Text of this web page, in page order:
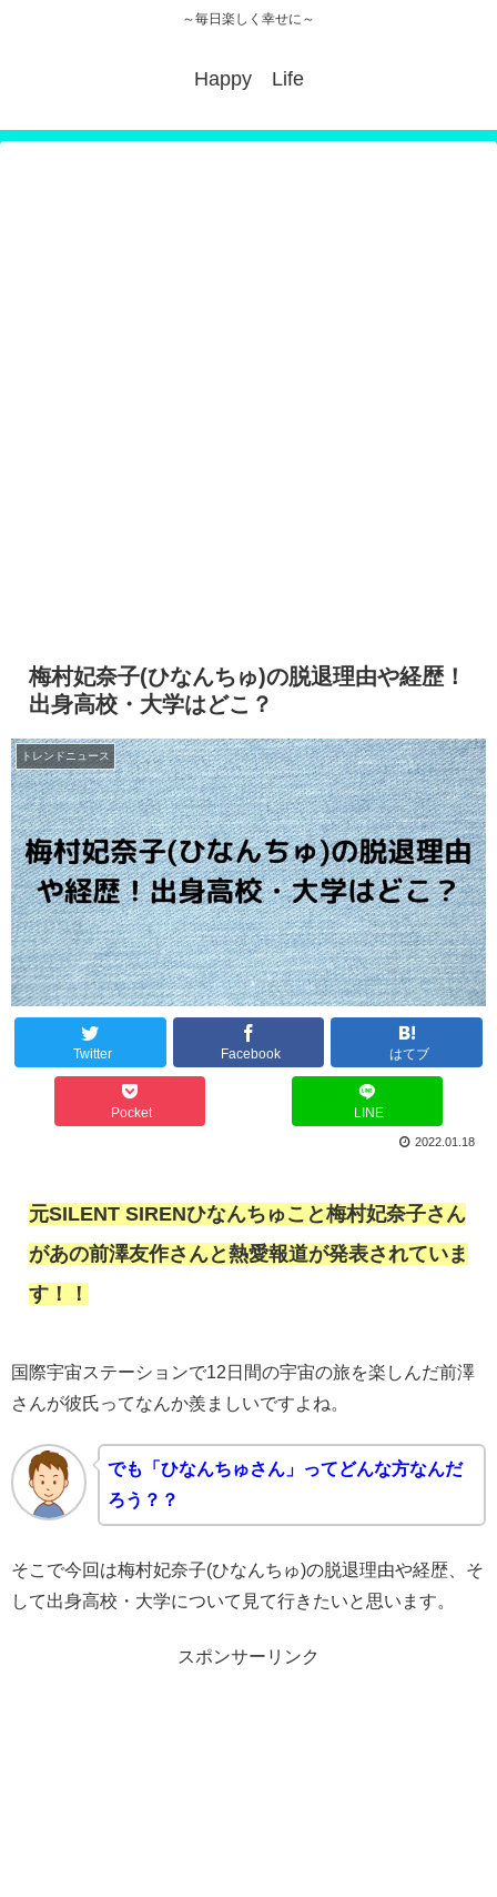
～毎日楽しく幸せに～
Happy Life
梅村妃奈子(ひなんちゅ)の脱退理由や経歴！
出身高校・大学はどこ？
トレンドニュース
Twitter Facebook はてブ
Pocket LINE
2022.01.18
元SILENT SIRENひなんちゅこと梅村妃奈子さん
があの前澤友作さんと熱愛報道が発表されていま
す！！
国際宇宙ステーションで12日間の宇宙の旅を楽しんだ前澤
さんが彼氏ってなんか羨ましいですよね。
でも「ひなんちゅさん」ってどんな方なんだ
ろう？？
そこで今回は梅村妃奈子(ひなんちゅ)の脱退理由や経歴、そ
して出身高校・大学について見て行きたいと思います。
スポンサーリンク